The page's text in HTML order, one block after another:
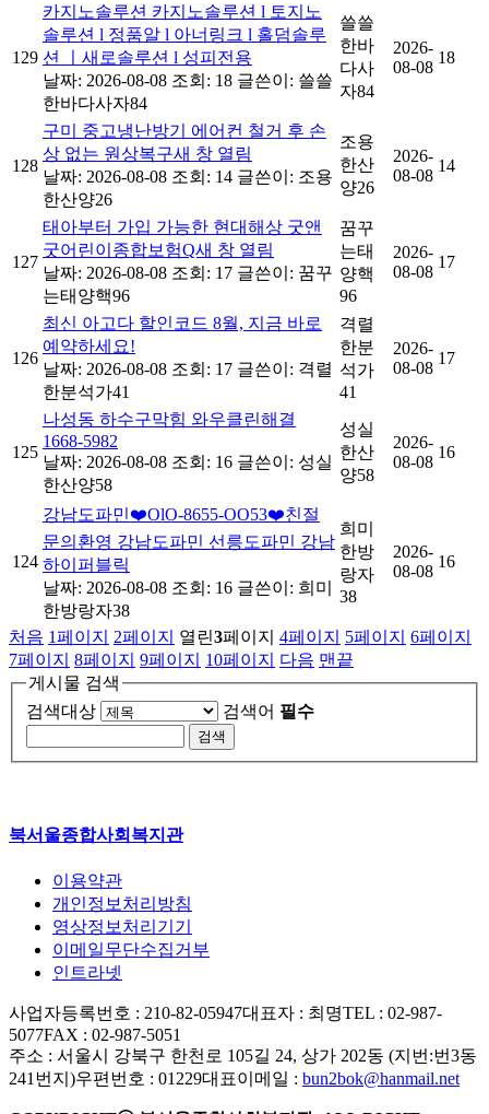
129
카지노솔루션 카지노솔루션 l 토지노
솔루션 l 정품알 l 아너링크 l 홀덤솔루
션 ㅣ새로솔루션 l 성피전용
날짜: 2026-08-08 조회: 18 글쓴이: 쓸쓸
한바다사자84
쓸쓸
한바
다사
자84
2026-
08-08
18
128
구미 중고냉난방기 에어컨 철거 후 손
상 없는 원상복구새 창 열림
날짜: 2026-08-08 조회: 14 글쓴이: 조용
한산양26
조용
한산
양26
2026-
08-08
14
127
태아부터 가입 가능한 현대해상 굿앤
굿어린이종합보험Q새 창 열림
날짜: 2026-08-08 조회: 17 글쓴이: 꿈꾸
는태양핵96
꿈꾸
는태
양핵
96
2026-
08-08
17
126
최신 아고다 할인코드 8월, 지금 바로
예약하세요!
날짜: 2026-08-08 조회: 17 글쓴이: 격렬
한분석가41
격렬
한분
석가
41
2026-
08-08
17
125
나성동 하수구막힘 와우클린해결
1668-5982
날짜: 2026-08-08 조회: 16 글쓴이: 성실
한산양58
성실
한산
양58
2026-
08-08
16
124
강남도파민❤️OlO-8655-OO53❤️친절
문의환영 강남도파민 선릉도파민 강남
하이퍼블릭
날짜: 2026-08-08 조회: 16 글쓴이: 희미
한방랑자38
희미
한방
랑자
38
2026-
08-08
16
처음 1페이지 2페이지 열린3페이지 4페이지 5페이지 6페이지
7페이지 8페이지 9페이지 10페이지 다음 맨끝
게시물 검색
검색대상
검색어 필수
북서울종합사회복지관
이용약관
개인정보처리방침
영상정보처리기기
이메일무단수집거부
인트라넷
사업자등록번호 : 210-82-05947대표자 : 최명TEL : 02-987-
5077FAX : 02-987-5051
주소 : 서울시 강북구 한천로 105길 24, 상가 202동 (지번:번3동
241번지)우편번호 : 01229대표이메일 : bun2bok@hanmail.net